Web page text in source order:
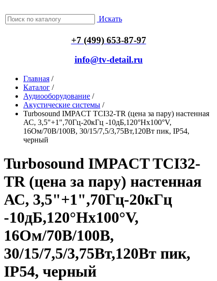
Искать
+7 (499) 653-87-97
info@tv-detail.ru
Главная /
Каталог /
Аудиооборудование /
Акустические системы /
Turbosound IMPACT TCI32-TR (цена за пару) настенная
АС, 3,5"+1",70Гц-20кГц -10дБ,120°Hx100°V,
16Ом/70В/100В, 30/15/7,5/3,75Вт,120Вт пик, IP54,
черный
Turbosound IMPACT TCI32-
TR (цена за пару) настенная
АС, 3,5"+1",70Гц-20кГц
-10дБ,120°Hx100°V,
16Ом/70В/100В,
30/15/7,5/3,75Вт,120Вт пик,
IP54, черный